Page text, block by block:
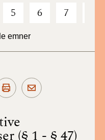
5 6 7
emner
(§ 1 - § 47)